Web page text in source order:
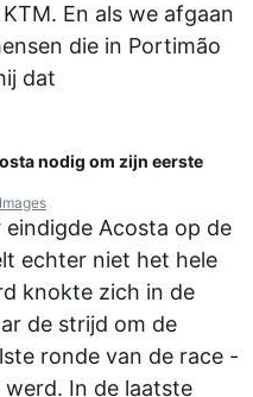
En als we afgaan
die in Portimão
dat
nodig om zijn eerste
Acosta op de
echter niet het hele
knokte zich in de
de strijd om de
ronde van de race -
In de laatste